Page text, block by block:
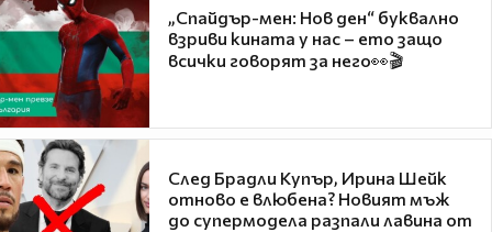
„Спайдър-мен: Нов ден“ буквално
взриви кината у нас – ето защо
всички говорят за него👀🎬
След Брадли Купър, Ирина Шейк
отново е влюбена? Новият мъж
до супермодела разпали лавина от